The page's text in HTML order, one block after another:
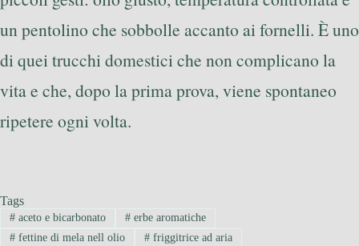
un pentolino che sobbolle accanto ai fornelli. È uno
di quei trucchi domestici che non complicano la
vita e che, dopo la prima prova, viene spontaneo
ripetere ogni volta.
Tags
#aceto e bicarbonato #erbe aromatiche
#fettine di mela nell olio #friggitrice ad aria